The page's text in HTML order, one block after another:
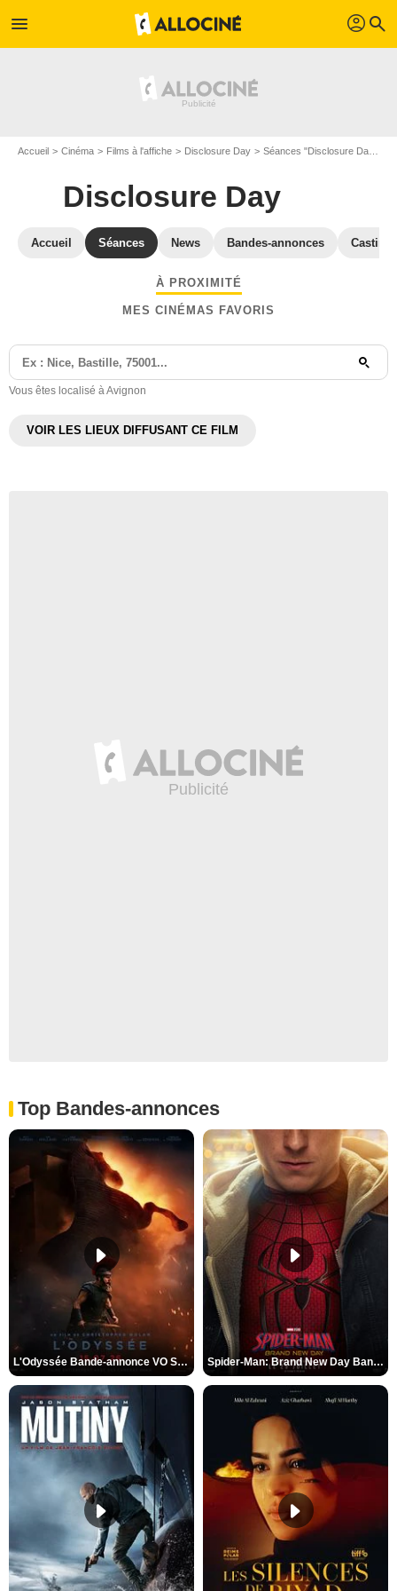
menu profil search
Accueil Cinéma Films à l'affiche Disclosure Day Séances "Disclosure Day" Vaucluse
Disclosure Day
Accueil Séances News Bandes-annonces Casting
À PROXIMITÉ
MES CINÉMAS FAVORIS
Vous êtes localisé à Avignon
VOIR LES LIEUX DIFFUSANT CE FILM
Top Bandes-annonces
L'Odyssée Bande-annonce VO STFR Spider-Man: Brand New Day Bande-annonce VO STFR